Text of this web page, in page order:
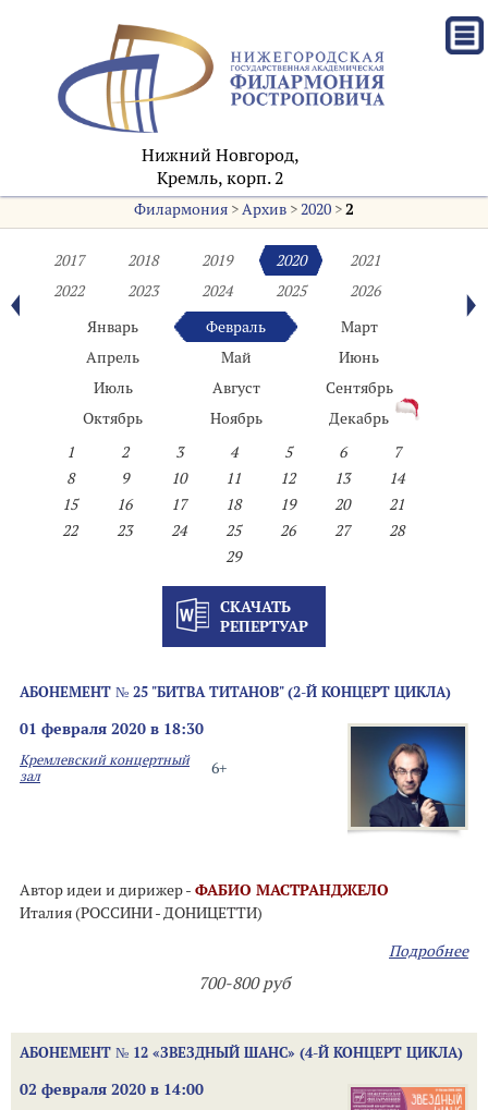
Нижний Новгород,
Кремль, корп. 2
Филармония>Архив>2020>2
2017 2018 2019 2020
2021
2022
2023 2024 2025
2026
Январь
Февраль
Март
Апрель
Май
Июнь
Июль
Август
Сентябрь
Октябрь
Ноябрь
Декабрь
1
2 3 4 5 6
7
8
9 10 11 12 13
14
15
16 17 18 19 20
21
22
23 24 25 26 27
28
29
СКАЧАТЬ
РЕПЕРТУАР
АБОНЕМЕНТ № 25 "БИТВА ТИТАНОВ" (2-Й КОНЦЕРТ ЦИКЛА)
01 февраля 2020 в 18:30
6+
Кремлевский концертный
зал
Автор идеи и дирижер - ФАБИО МАСТРАНДЖЕЛО
Италия (РОССИНИ - ДОНИЦЕТТИ)
Подробнее
700-800 руб
АБОНЕМЕНТ № 12 «ЗВЕЗДНЫЙ ШАНС» (4-Й КОНЦЕРТ ЦИКЛА)
02 февраля 2020 в 14:00